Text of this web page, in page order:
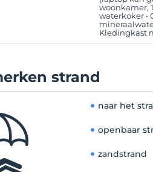
woonkamer,
waterkoker •
Kledingkast
strand
naar het
openbaar
zandstrand